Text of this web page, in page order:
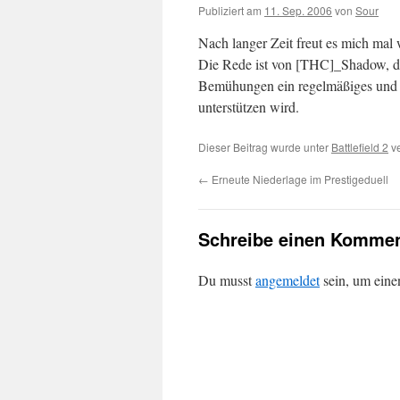
Publiziert am 11. Sep. 2006 von Sour
Nach langer Zeit freut es mich mal
Die Rede ist von [THC]_Shadow,
Bemühungen ein regelmäßiges
unterstützen wird.
Dieser Beitrag wurde unter Battlefield 2
← Erneute Niederlage im Prestigeduell
Schreibe einen
Du musstangemeldetsein, um